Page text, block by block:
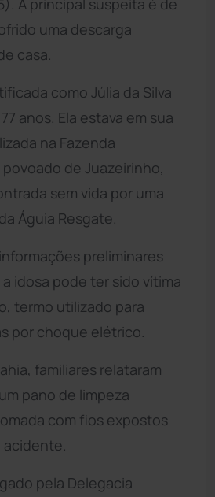
uma descarga
casa.
como Júlia da Silva
anos. Ela estava em sua
na Fazenda
de Juazeirinho,
sem vida por uma
Águia Resgate.
preliminares
a idosa pode ter sido vítima
termo utilizado para
por choque elétrico.
familiares relataram
pano de limpeza
com fios expostos
pela Delegacia